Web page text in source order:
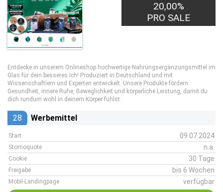
20,00%
PRO SALE
Entdecke in unserem Onlineshop hochwertige Nahrungsergänzungsmittel im
Glas für dein besseres Ich! Produziert in Deutschland und mit
Wissenschaftlern und Experten entwickelt. Unsere Produkte fördern
Gesundheit, innere Ruhe, Beweglichkeit und körperliche Leistung, damit du
dich rundum wohl in deinem Körper fühlst.
28 Werbemittel
Start 09.07.2024
Stornoquote n.a.
Cookie 30 Tage
Freigabe bis 6 Wochen
Mobil-Landingpage verfügbar